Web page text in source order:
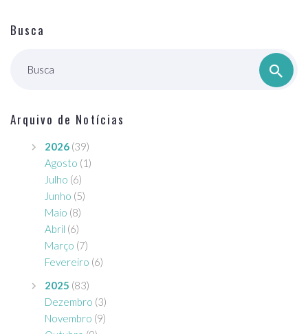
Busca
Busca
Arquivo de Notícias
2026 (39)
Agosto (1)
Julho (6)
Junho (5)
Maio (8)
Abril (6)
Março (7)
Fevereiro (6)
2025 (83)
Dezembro (3)
Novembro (9)